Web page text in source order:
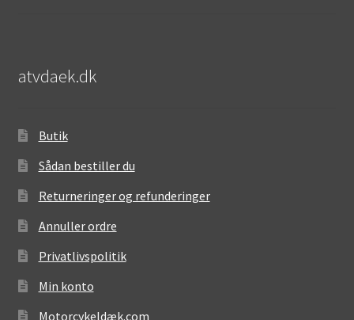
atvdaek.dk
Butik
Sådan bestiller du
Returneringer og refunderinger
Annuller ordre
Privatlivspolitik
Min konto
Motorcykeldæk.com